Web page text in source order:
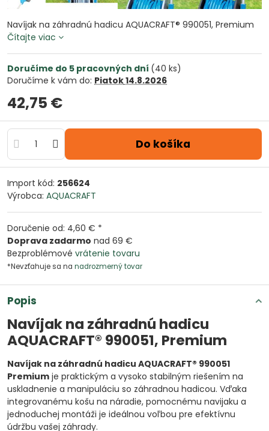
Navíjak na záhradnú hadicu AQUACRAFT® 990051, Premium
Čítajte viac
Doručíme do 5 pracovných dní (40 ks)
Doručíme k vám do: Piatok14.8.2026
42,75 €
Do košíka
Import kód: 256624
Výrobca: AQUACRAFT
Doručenie od: 4,60 € *
Doprava zadarmo nad 69 €
Bezproblémové vrátenie tovaru
*Nevzťahuje sa na nadrozmerný tovar
Popis
Navíjak na záhradnú hadicu
AQUACRAFT® 990051, Premium
Navíjak na záhradnú hadicu AQUACRAFT® 990051
Premium je praktickým a vysoko stabilným riešením na
uskladnenie a manipuláciu so záhradnou hadicou. Vďaka
integrovanému košu na náradie, pomocnému navijaku a
jednoduchej montáži je ideálnou voľbou pre efektívnu
údržbu vašej záhrady.